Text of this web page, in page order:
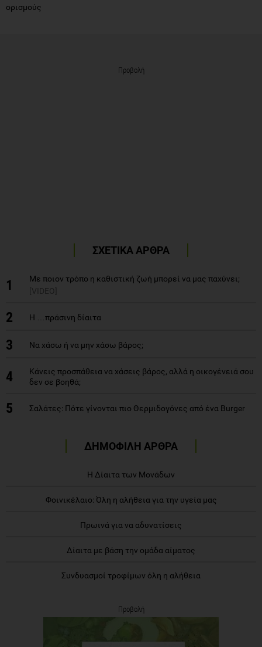
ορισμούς
Προβολή
ΣΧΕΤΙΚΑ ΑΡΘΡΑ
1
Με ποιον τρόπο η καθιστική ζωή μπορεί να μας παχύνει;
[VIDEO]
2 Η …πράσινη δίαιτα
3 Να χάσω ή να μην χάσω βάρος;
4
Κάνεις προσπάθεια να χάσεις βάρος, αλλά η οικογένειά σου
δεν σε βοηθά;
5 Σαλάτες: Πότε γίνονται πιο Θερμιδογόνες από ένα Burger
ΔΗΜΟΦΙΛΗ ΑΡΘΡΑ
Η Δίαιτα των Μονάδων
Φοινικέλαιο: Όλη η αλήθεια για την υγεία μας
Πρωινά για να αδυνατίσεις
Δίαιτα με βάση την ομάδα αίματος
Συνδυασμοί τροφίμων όλη η αλήθεια
Προβολή